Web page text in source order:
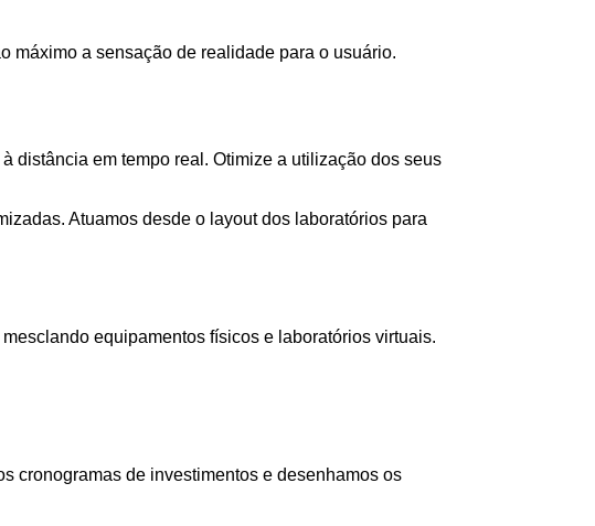
máximo a sensação de realidade para o usuário.
distância em tempo real. Otimize a utilização dos seus
Atuamos desde o layout dos laboratórios para
equipamentos físicos e laboratórios virtuais.
cronogramas de investimentos e desenhamos os